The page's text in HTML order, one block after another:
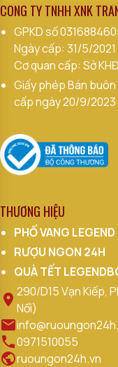
CÔNG TY TNHH XNK
GPKD số
Ngày cấp: 31/5/2021
Cơ quan cấp: Sở
Giấy phép Bán
cấp ngày 20/9/2023
THƯƠNG HIỆU
PHỐ VANG LEGEND
RƯỢU NGON 24H
QUÀ TẾT
290/D15 Vạn Kiếp,
Nổi)
0971510055
ruoungon24h.vn